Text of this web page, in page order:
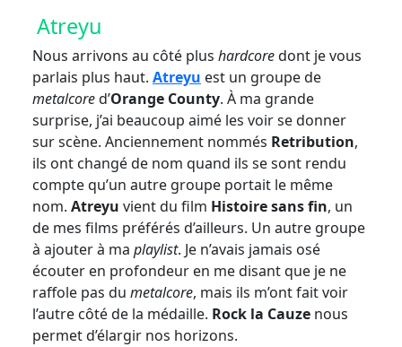
Atreyu
Nous arrivons au côté plus hardcoredont je vous
parlais plus haut. Atreyu est un groupe de
metalcored’Orange County. À ma grande
surprise, j’ai beaucoup aimé les voir se donner
sur scène. Anciennement nommés Retribution,
ils ont changé de nom quand ils se sont rendu
compte qu’un autre groupe portait le même
nom. Atreyu vient du film Histoire sans fin, un
de mes films préférés d’ailleurs. Un autre groupe
à ajouter à ma playlist. Je n’avais jamais osé
écouter en profondeur en me disant que je ne
raffole pas du metalcore, mais ils m’ont fait voir
l’autre côté de la médaille. Rock la Cauze nous
permet d’élargir nos horizons.